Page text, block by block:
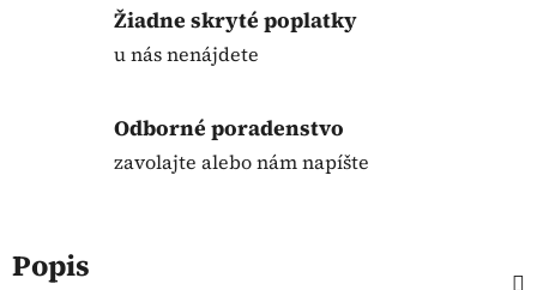
Žiadne skryté poplatky
u nás nenájdete
Odborné poradenstvo
zavolajte alebo nám napíšte
Popis